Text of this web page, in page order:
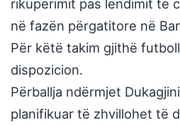
rikuperimit pas lëndimit të
në fazën përgatitore në
Për këtë takim gjithë
dispozicion.
Përballja ndërmjet
planifikuar të zhvillohet të